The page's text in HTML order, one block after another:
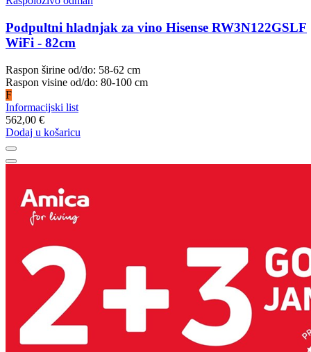
Podpultni hladnjak za vino Hisense RW3N122GSLF
WiFi - 82cm
Raspon širine od/do: 58-62 cm
Raspon visine od/do: 80-100 cm
F
Informacijski list
562,00 €
Dodaj u košaricu